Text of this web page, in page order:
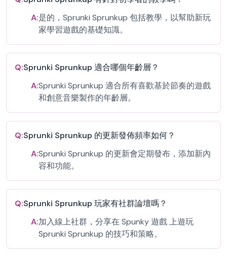
A:是的，Sprunki Sprunkup 包括教學，以幫助新玩
家學習遊戲的基礎知識。
Q:Sprunki Sprunkup 適合哪個年齡層？
A:Sprunki Sprunkup 適合所有喜歡基於節奏的遊戲
和創意音樂製作的年齡層。
Q:Sprunki Sprunkup 的更新發佈頻率如何？
A:Sprunki Sprunkup 的更新會定期發布，添加新內
容和功能。
Q:Sprunki Sprunkup 玩家有社群論壇嗎？
A:加入線上社群，分享在 Spunky 遊戲 上遊玩
Sprunki Sprunkup 的技巧和策略。